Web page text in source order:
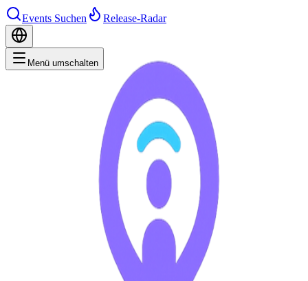
Events Suchen Release-Radar
Menü umschalten